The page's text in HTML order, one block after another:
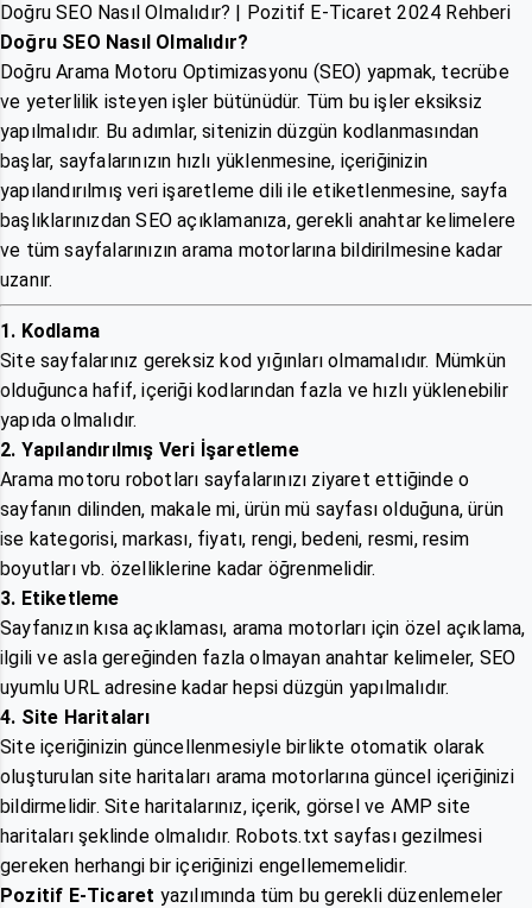
Doğru SEO Nasıl Olmalıdır? | Pozitif E-Ticaret 2024 Rehberi
Doğru SEO Nasıl Olmalıdır?
Doğru Arama Motoru Optimizasyonu (SEO) yapmak, tecrübe
ve yeterlilik isteyen işler bütünüdür. Tüm bu işler eksiksiz
yapılmalıdır. Bu adımlar, sitenizin düzgün kodlanmasından
başlar, sayfalarınızın hızlı yüklenmesine, içeriğinizin
yapılandırılmış veri işaretleme dili ile etiketlenmesine, sayfa
başlıklarınızdan SEO açıklamanıza, gerekli anahtar kelimelere
ve tüm sayfalarınızın arama motorlarına bildirilmesine kadar
uzanır.
1. Kodlama
Site sayfalarınız gereksiz kod yığınları olmamalıdır. Mümkün
olduğunca hafif, içeriği kodlarından fazla ve hızlı yüklenebilir
yapıda olmalıdır.
2. Yapılandırılmış Veri İşaretleme
Arama motoru robotları sayfalarınızı ziyaret ettiğinde o
sayfanın dilinden, makale mi, ürün mü sayfası olduğuna, ürün
ise kategorisi, markası, fiyatı, rengi, bedeni, resmi, resim
boyutları vb. özelliklerine kadar öğrenmelidir.
3. Etiketleme
Sayfanızın kısa açıklaması, arama motorları için özel açıklama,
ilgili ve asla gereğinden fazla olmayan anahtar kelimeler, SEO
uyumlu URL adresine kadar hepsi düzgün yapılmalıdır.
4. Site Haritaları
Site içeriğinizin güncellenmesiyle birlikte otomatik olarak
oluşturulan site haritaları arama motorlarına güncel içeriğinizi
bildirmelidir. Site haritalarınız, içerik, görsel ve AMP site
haritaları şeklinde olmalıdır. Robots.txt sayfası gezilmesi
gereken herhangi bir içeriğinizi engellememelidir.
Pozitif E-Ticaret yazılımında tüm bu gerekli düzenlemeler